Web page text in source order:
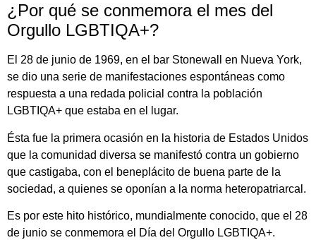
¿Por qué se conmemora el mes del
Orgullo LGBTIQA+?
El 28 de junio de 1969, en el bar Stonewall en Nueva York,
se dio una serie de manifestaciones espontáneas como
respuesta a una redada policial contra la población
LGBTIQA+ que estaba en el lugar.
Ésta fue la primera ocasión en la historia de Estados Unidos
que la comunidad diversa se manifestó contra un gobierno
que castigaba, con el beneplácito de buena parte de la
sociedad, a quienes se oponían a la norma heteropatriarcal.
Es por este hito histórico, mundialmente conocido, que el 28
de junio se conmemora el Día del Orgullo LGBTIQA+.